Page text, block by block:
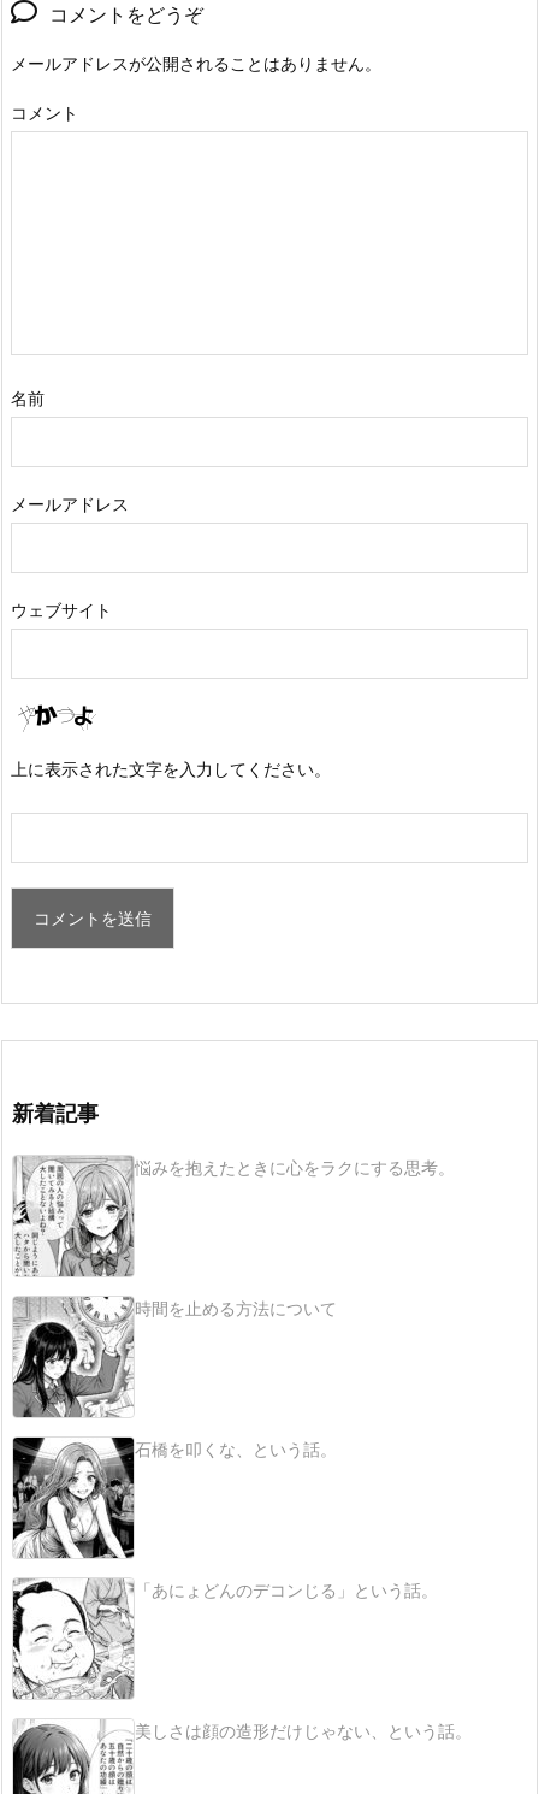
コメントをどうぞ
メールアドレスが公開されることはありません。
コメント
名前
メールアドレス
ウェブサイト
上に表示された文字を入力してください。
新着記事
悩みを抱えたときに心をラクにする思考。
時間を止める方法について
石橋を叩くな、という話。
「あにょどんのデコンじる」という話。
美しさは顔の造形だけじゃない、という話。